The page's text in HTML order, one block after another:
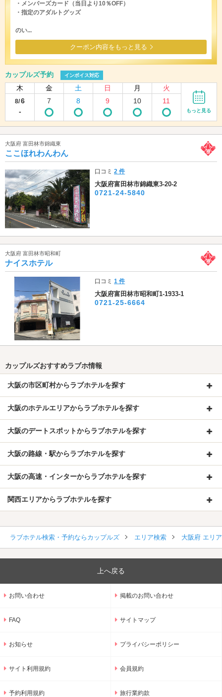
・メンバーズカード（当日より10％OFF）
・指定のアダルトグッズ
のい...
クーポン内容をもっと見る
カップルズ予約 インボイス対応
木 金 土 日 月 火
8/6
-
7 8 9 10 11
もっと見る
大阪府 富田林市錦織東
ここほれわんわん
口コミ2 件
大阪府富田林市錦織東3-20-2
0721-24-5840
大阪府 富田林市昭和町
ナイスホテル
口コミ1 件
大阪府富田林市昭和町1-1933-1
0721-25-6664
カップルズおすすめラブホ情報
大阪の市区町村からラブホテルを探す
大阪のホテルエリアからラブホテルを探す
大阪のデートスポットからラブホテルを探す
大阪の路線・駅からラブホテルを探す
大阪の高速・インターからラブホテルを探す
関西エリアからラブホテルを探す
ラブホテル検索・予約ならカップルズ エリア検索 大阪府 エリ
上へ戻る
お問い合わせ 掲載のお問い合わせ
FAQ サイトマップ
お知らせ プライバシーポリシー
サイト利用規約 会員規約
予約利用規約 旅行業約款